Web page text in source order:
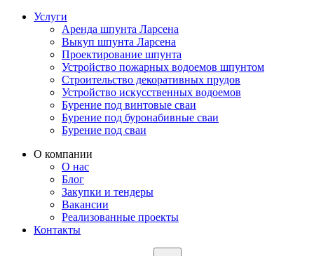
Услуги
Аренда шпунта Ларсена
Выкуп шпунта Ларсена
Проектирование шпунта
Устройство пожарных водоемов шпунтом
Строительство декоративных прудов
Устройство искусственных водоемов
Бурение под винтовые сваи
Бурение под буронабивные сваи
Бурение под сваи
О компании
О нас
Блог
Закупки и тендеры
Вакансии
Реализованные проекты
Контакты